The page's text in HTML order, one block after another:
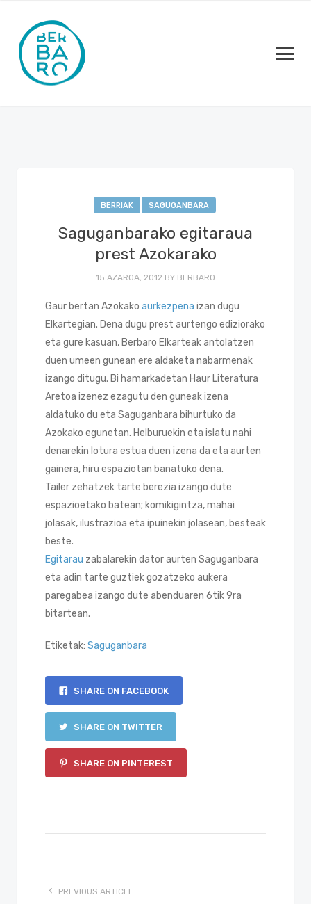
BERRIAK SAGUGANBARA
Saguganbarako egitaraua
prest Azokarako
15 AZAROA, 2012 BY BERBARO
Gaur bertan Azokako aurkezpena izan dugu
Elkartegian. Dena dugu prest aurtengo ediziorako
eta gure kasuan, Berbaro Elkarteak antolatzen
duen umeen gunean ere aldaketa nabarmenak
izango ditugu. Bi hamarkadetan Haur Literatura
Aretoa izenez ezagutu den guneak izena
aldatuko du eta Saguganbara bihurtuko da
Azokako egunetan. Helburuekin eta islatu nahi
denarekin lotura estua duen izena da eta aurten
gainera, hiru espaziotan banatuko dena.
Tailer zehatzek tarte berezia izango dute
espazioetako batean; komikigintza, mahai
jolasak, ilustrazioa eta ipuinekin jolasean, besteak
beste.
Egitarau zabalarekin dator aurten Saguganbara
eta adin tarte guztiek gozatzeko aukera
paregabea izango dute abenduaren 6tik 9ra
bitartean.
Etiketak: Saguganbara
SHARE ON FACEBOOK
SHARE ON TWITTER
SHARE ON PINTEREST
PREVIOUS ARTICLE